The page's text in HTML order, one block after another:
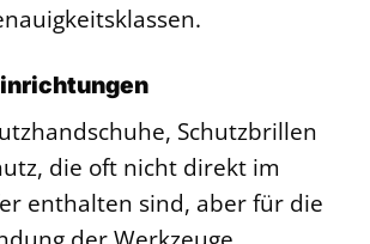
Schutzbrillen
die oft nicht direkt im
enthalten sind, aber für die